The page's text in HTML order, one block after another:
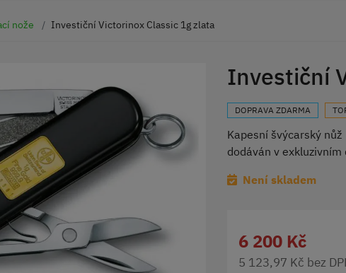
nože Investiční Victorinox Classic 1g zlata
Investiční
DOPRAVA ZDARMA
Kapesní švýcarský
dodáván v
Není skladem
6 200 Kč
5 123,97 Kč bez